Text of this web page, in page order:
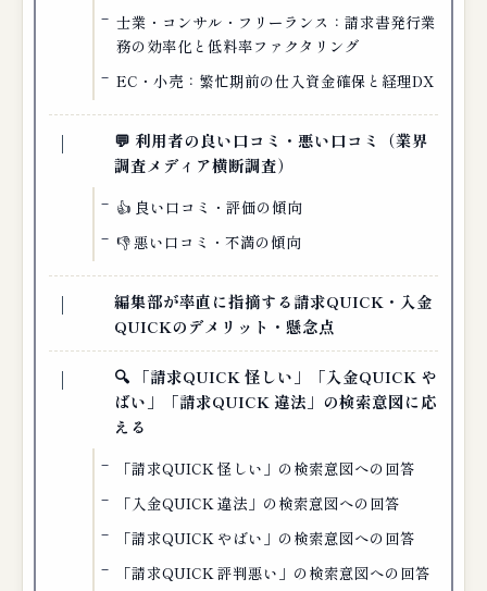
士業・コンサル・フリーランス：請求書発行業
務の効率化と低料率ファクタリング
EC・小売：繁忙期前の仕入資金確保と経理DX
💬 利用者の良い口コミ・悪い口コミ（業界
調査メディア横断調査）
👍 良い口コミ・評価の傾向
👎 悪い口コミ・不満の傾向
編集部が率直に指摘する請求QUICK・入金
QUICKのデメリット・懸念点
🔍 「請求QUICK 怪しい」「入金QUICK や
ばい」「請求QUICK 違法」の検索意図に応
える
「請求QUICK 怪しい」の検索意図への回答
「入金QUICK 違法」の検索意図への回答
「請求QUICK やばい」の検索意図への回答
「請求QUICK 評判悪い」の検索意図への回答